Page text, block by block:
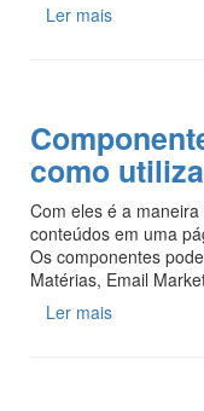
Ler mais
como
Com eles é a
conteúdos em uma
Os componentes
Matérias, Email
Ler mais